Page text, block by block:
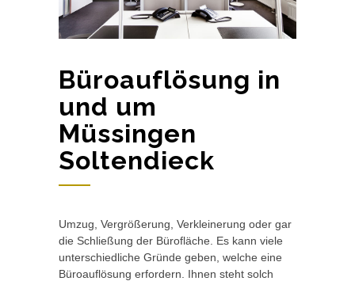
Büroauflösung in
und um
Müssingen
Soltendieck
Umzug, Vergrößerung, Verkleinerung oder gar
die Schließung der Bürofläche. Es kann viele
unterschiedliche Gründe geben, welche eine
Büroauflösung erfordern. Ihnen steht solch